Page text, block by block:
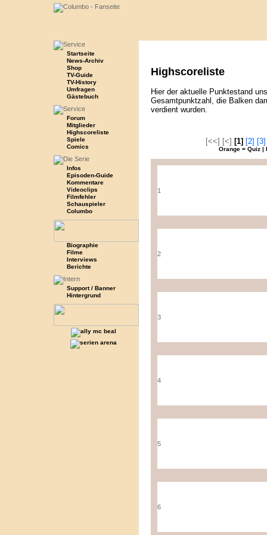
Startseite
News-Archiv
Shop
TV-Guide
TV-History
Umfragen
Gästebuch
Forum
Mitglieder
Highscoreliste
Spiele
Comics
Infos
Episoden-Guide
Kommentare
Videoclips
Filmfehler
Schauspieler
Columbo
Biographie
Filme
Interviews
Berichte
Support / Banner
Hintergrund
Highscoreliste
Hier der aktuelle Punktestand
Gesamtpunktzahl, die Balken
verdient wurden.
[<<] [<] [1] [2] [3]
Orange = Quiz |
1
2
3
4
5
6